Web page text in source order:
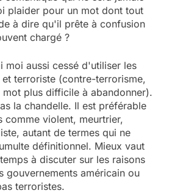
plaider pour un mot dont tout
à dire qu'il prête à confusion
chargé ?
moi aussi cessé d'utiliser les
terroriste (contre-terrorisme,
mot plus difficile à abandonner).
la chandelle. Il est préférable
comme violent, meurtrier,
autant de termes qui ne
définitionnel. Mieux vaut
à discuter sur les raisons
gouvernements américain ou
terroristes.